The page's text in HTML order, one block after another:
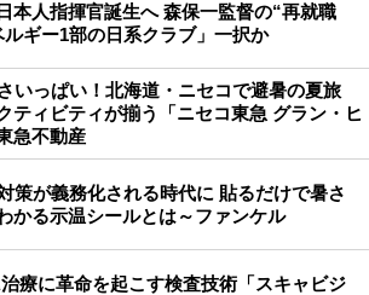
本人指揮官誕生へ 森保一監督の“再就職
ルギー1部の日系クラブ」一択か
いっぱい！北海道・ニセコで避暑の夏旅
ティビティが揃う「ニセコ東急 グラン・ヒ
急不動産
策が義務化される時代に 貼るだけで暑さ
かる示温シールとは～ファンケル
療に革命を起こす検査技術「スキャビジ